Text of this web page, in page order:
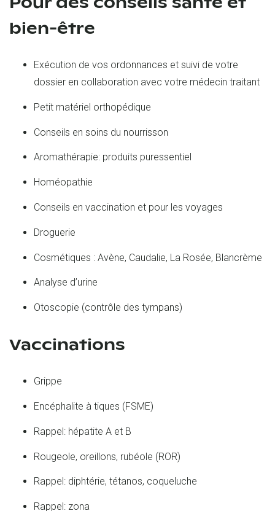
bien-être
Exécution de vos ordonnances et suivi de votre
dossier en collaboration avec votre médecin traitant
Petit matériel orthopédique
Conseils en soins du nourrisson
Aromathérapie: produits puressentiel
Homéopathie
Conseils en vaccination et pour les voyages
Droguerie
Cosmétiques : Avène, Caudalie, La Rosée, Blancrème
Analyse d’urine
Otoscopie (contrôle des tympans)
Vaccinations
Grippe
Encéphalite à tiques (FSME)
Rappel: hépatite A et B
Rougeole, oreillons, rubéole (ROR)
Rappel: diphtérie, tétanos, coqueluche
Rappel: zona